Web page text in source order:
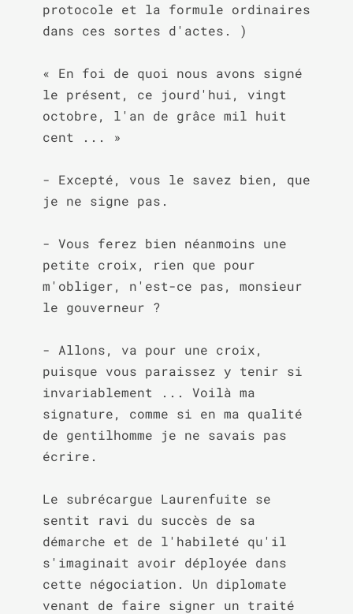
protocole et la formule ordinaires
dans ces sortes d'actes. )
« En foi de quoi nous avons signé
le présent, ce jourd'hui, vingt
octobre, l'an de grâce mil huit
cent ... »
- Excepté, vous le savez bien, que
je ne signe pas.
- Vous ferez bien néanmoins une
petite croix, rien que pour
m'obliger, n'est-ce pas, monsieur
le gouverneur ?
- Allons, va pour une croix,
puisque vous paraissez y tenir si
invariablement ... Voilà ma
signature, comme si en ma qualité
de gentilhomme je ne savais pas
écrire.
Le subrécargue Laurenfuite se
sentit ravi du succès de sa
démarche et de l'habileté qu'il
s'imaginait avoir déployée dans
cette négociation. Un diplomate
venant de faire signer un traité